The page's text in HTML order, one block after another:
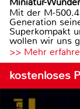
Mit der M-
Generation
Superkompakt
wollen wir uns
>> Mehr
kostenloses